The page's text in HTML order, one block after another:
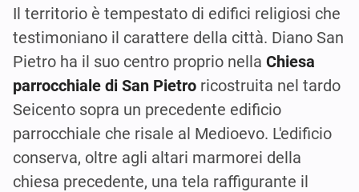
Il territorio è tempestato di edifici religiosi che
testimoniano il carattere della città. Diano San
Pietro ha il suo centro proprio nella Chiesa
parrocchiale di San Pietro ricostruita nel tardo
Seicento sopra un precedente edificio
parrocchiale che risale al Medioevo. L'edificio
conserva, oltre agli altari marmorei della
chiesa precedente, una tela raffigurante il